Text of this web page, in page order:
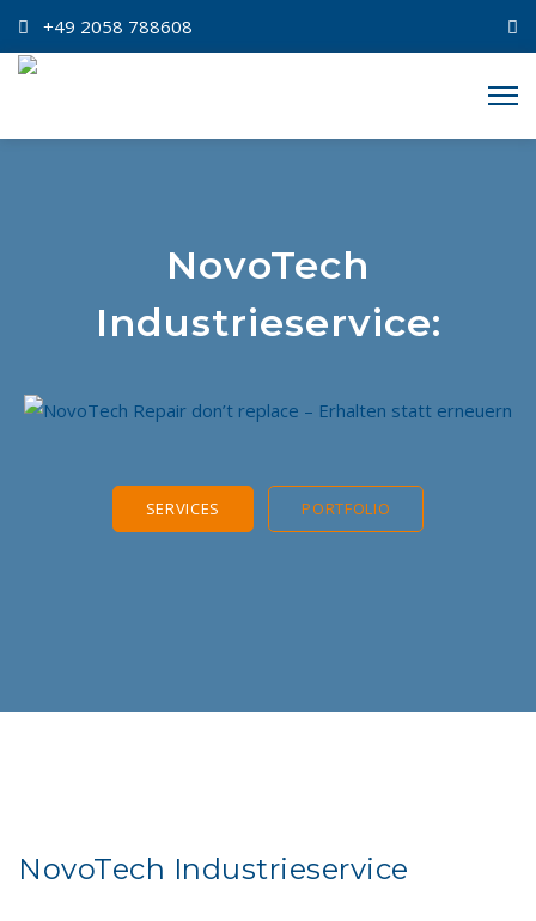
+49 2058 788608
NovoTech
Industrieservice:
SERVICES PORTFOLIO
NovoTech Industrieservice